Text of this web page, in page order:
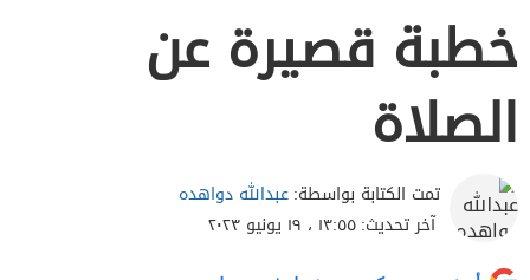
خطبة قصيرة عن
الصلاة
تمت الكتابة بواسطة:عبدالله دواهده
آخر تحديث:١٣:٥٥ ، ١٩ يونيو ٢٠٢٣